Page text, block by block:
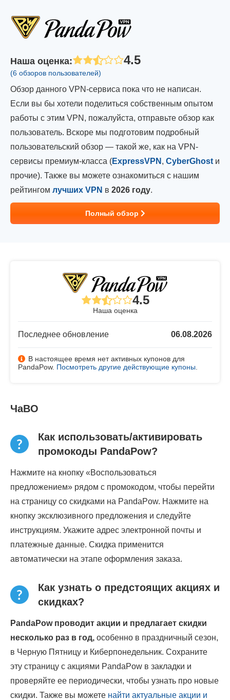
Наша оценка: 4.5
(6 обзоров пользователей)
Обзор данного VPN-сервиса пока что не написан.
Если вы бы хотели поделиться собственным опытом
работы с этим VPN, пожалуйста, отправьте обзор как
пользователь. Вскоре мы подготовим подробный
пользовательский обзор — такой же, как на VPN-
сервисы премиум-класса (ExpressVPN , CyberGhost и
прочие). Также вы можете ознакомиться с нашим
рейтингом лучших VPN в 2026 году.
Полный обзор
4.5
Наша оценка
Последнее обновление 06.08.2026
В настоящее время нет активных купонов для
PandaPow. Посмотреть другие действующие купоны
ЧаВО
Как использовать/активировать
промокоды PandaPow?
Нажмите на кнопку «Воспользоваться
предложением» рядом с промокодом, чтобы перейти
на страницу со скидками на PandaPow. Нажмите на
кнопку эксклюзивного предложения и следуйте
инструкциям. Укажите адрес электронной почты и
платежные данные. Скидка применится
автоматически на этапе оформления заказа.
Как узнать о предстоящих акциях и
скидках?
PandaPow проводит акции и предлагает скидки
несколько раз в год, особенно в праздничный сезон,
в Черную Пятницу и Киберпонедельник. Сохраните
эту страницу с акциями PandaPow в закладки и
проверяйте ее периодически, чтобы узнать про новые
скидки. Также вы можете найти актуальные акции и